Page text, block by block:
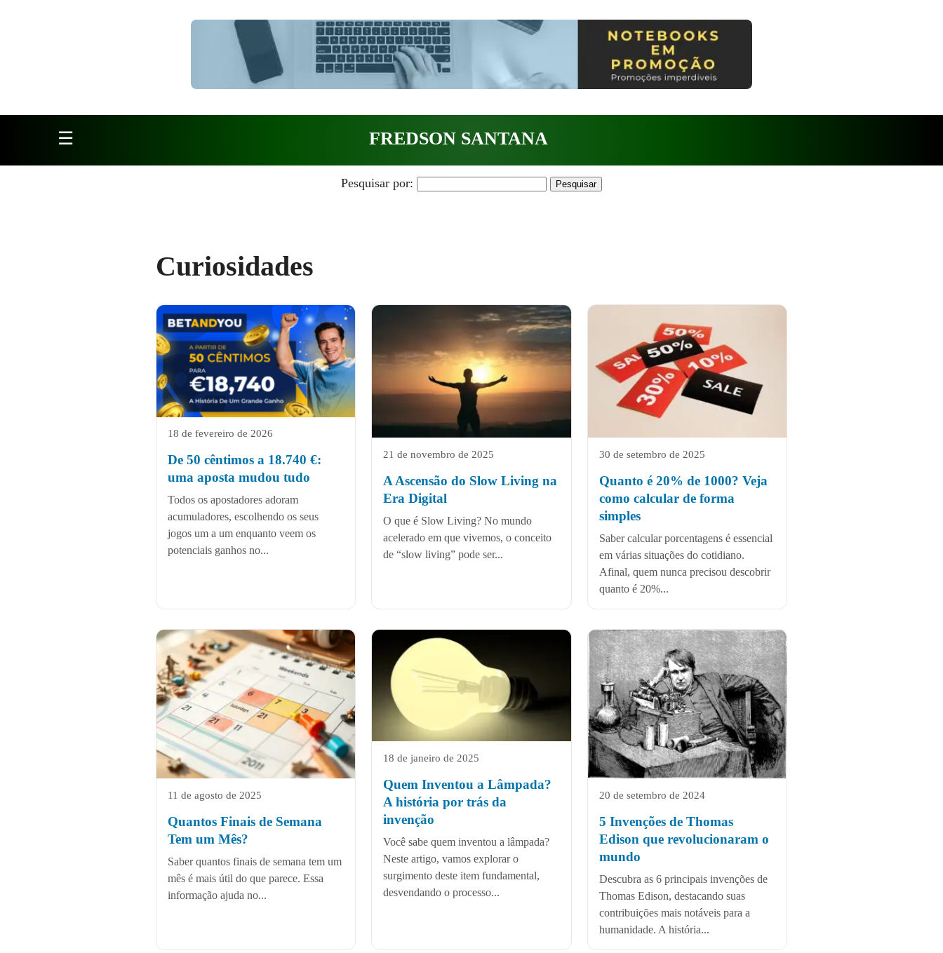
☰ FREDSON SANTANA
Pesquisar por:
Curiosidades
18 de fevereiro de 2026
De 50 cêntimos a 18.740 €:
uma aposta mudou tudo
Todos os apostadores adoram
acumuladores, escolhendo os seus
jogos um a um enquanto veem os
potenciais ganhos no...
21 de novembro de 2025
A Ascensão do Slow Living na
Era Digital
O que é Slow Living? No mundo
acelerado em que vivemos, o conceito
de “slow living” pode ser...
30 de setembro de 2025
Quanto é 20% de 1000? Veja
como calcular de forma
simples
Saber calcular porcentagens é essencial
em várias situações do cotidiano.
Afinal, quem nunca precisou descobrir
quanto é 20%...
11 de agosto de 2025
Quantos Finais de Semana
Tem um Mês?
Saber quantos finais de semana tem um
mês é mais útil do que parece. Essa
informação ajuda no...
18 de janeiro de 2025
Quem Inventou a Lâmpada?
A história por trás da
invenção
Você sabe quem inventou a lâmpada?
Neste artigo, vamos explorar o
surgimento deste item fundamental,
desvendando o processo...
20 de setembro de 2024
5 Invenções de Thomas
Edison que revolucionaram o
mundo
Descubra as 6 principais invenções de
Thomas Edison, destacando suas
contribuições mais notáveis para a
humanidade. A história...